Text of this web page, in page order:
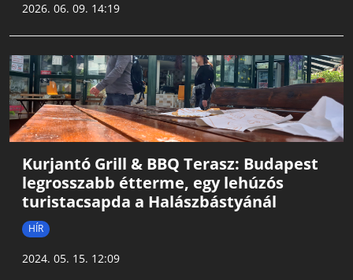
2026. 06. 09. 14:19
Kurjantó Grill & BBQ Terasz: Budapest
legrosszabb étterme, egy lehúzós
turistacsapda a Halászbástyánál
HÍR
2024. 05. 15. 12:09